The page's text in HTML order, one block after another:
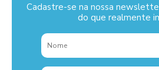
Cadastre-se na nossa
do que realmente